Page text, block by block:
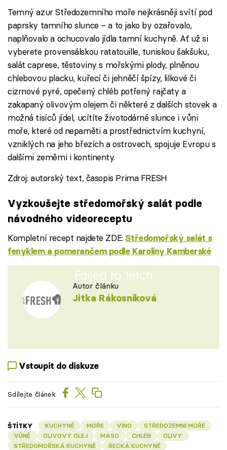
Temný azur Středozemního moře nejkrásněji svítí pod
paprsky tamního slunce – a to jako by ozařovalo,
naplňovalo a ochucovalo jídla tamní kuchyně. Ať už si
vyberete provensálskou ratatouille, tuniskou šakšuku,
salát caprese, těstoviny s mořskými plody, plněnou
chlebovou placku, kuřecí či jehněčí špízy, lilkové či
cizrnové pyré, opečený chléb potřený rajčaty a
zakapaný olivovým olejem či některé z dalších stovek a
možná tisíců jídel, ucítíte životodárné slunce i vůni
moře, které od nepaměti a prostřednictvím kuchyní,
vzniklých na jeho březích a ostrovech, spojuje Evropu s
dalšími zeměmi i kontinenty.
Zdroj: autorský text, časopis Prima FRESH
Vyzkoušejte středomořský salát podle
návodného videoreceptu
Kompletní recept najdete ZDE:Středomořský salát s
fenyklem a pomerančem podle Karolíny Kamberské
Failed to fetch
Autor článku
Jitka Rákosníková
Vstoupit do diskuze
Sdílejte článek
ŠTÍTKY KUCHYNĚ MOŘE VÍNO
STŘEDOZEMNÍ MOŘE
VŮNĚ
OLIVOVÝ OLEJ MASO CHLÉB
OLIVY
STŘEDOMOŘSKÁ KUCHYNĚ
ŘECKÁ KUCHYNĚ